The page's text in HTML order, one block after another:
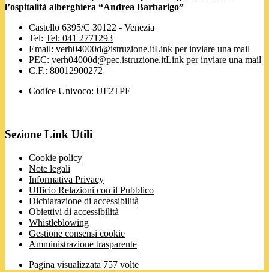
l’ospitalità alberghiera “Andrea Barbarigo”
Castello 6395/C 30122 - Venezia
Tel: Tel: 041 2771293
Email: verh04000d@istruzione.itLink per inviare una mail
PEC: verh04000d@pec.istruzione.itLink per inviare una mail
C.F.: 80012900272
Codice Univoco: UF2TPF
Sezione Link Utili
Cookie policy
Note legali
Informativa Privacy
Ufficio Relazioni con il Pubblico
Dichiarazione di accessibilità
Obiettivi di accessibilità
Whistleblowing
Gestione consensi cookie
Amministrazione trasparente
Pagina visualizzata 757 volte